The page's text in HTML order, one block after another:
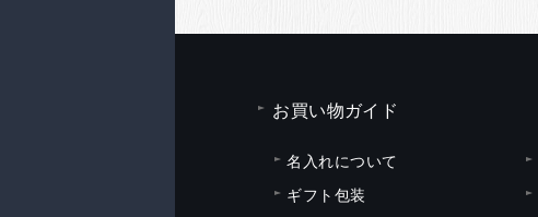
お買い物ガイド
名入れについて
ギフト包装